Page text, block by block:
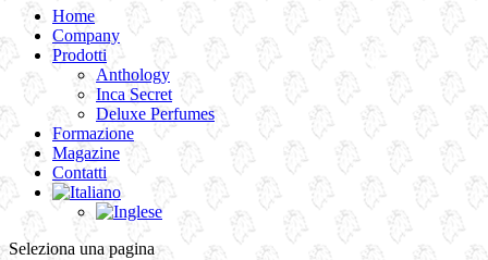
Home
Company
Prodotti
Anthology
Inca Secret
Deluxe Perfumes
Formazione
Magazine
Contatti
Seleziona una pagina